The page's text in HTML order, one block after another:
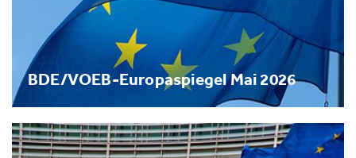
BDE/VOEB-Europaspiegel Mai 2026